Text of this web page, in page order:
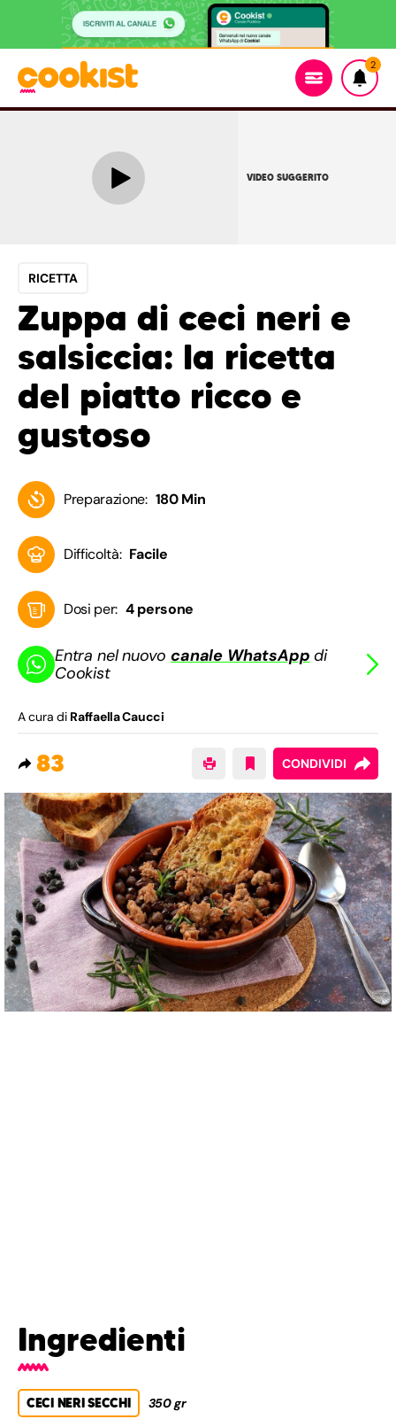
2
VIDEO SUGGERITO
RICETTA
Zuppa di ceci neri e
salsiccia: la ricetta
del piatto ricco e
gustoso
Preparazione: 180 Min
Difficoltà: Facile
Dosi per: 4 persone
Entra nel nuovocanale WhatsApp di
Cookist
A cura di Raffaella Caucci
83 CONDIVIDI
Ingredienti
CECI NERI SECCHI 350 gr